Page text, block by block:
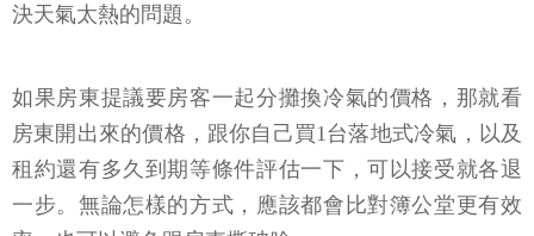
決天氣太熱的問題。
如果房東提議要房客一起分攤換冷氣的價格，那就看
房東開出來的價格，跟你自己買1台落地式冷氣，以及
租約還有多久到期等條件評估一下，可以接受就各退
一步。無論怎樣的方式，應該都會比對簿公堂更有效